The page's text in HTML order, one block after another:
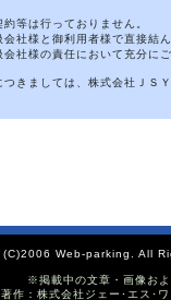
等は行っておりません。
社様と御利用者様で直接結
社様の責任において充分に
つきましては、株式会社ＪＳ
Web-parking. All
※掲載中の文章・画像およ
著作：株式会社ジェー･エ